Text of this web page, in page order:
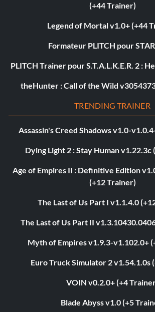
(+44 Trainer)
Legend of Mortal v1.0+ (+44
Formateur PLITCH pour
PLITCH Trainer pour S.T.A.L.K.E.R. 2 :
theHunter : Call of the Wild
TRENDING TRAINER
Assassin's Creed Shadows v1.0-
Dying Light 2 : Stay Human v1.22.3c
Age of Empires II : Definitive Edition
(+12 Trainer)
The Last of Us Part I v1.1.4.0
The Last of Us Part II
Myth of Empires v1.9.3-v1.102.0+
Euro Truck Simulator 2 v1.54.1.0s
VOIN v0.2.0+ (+4
Blade Abyss v1.0 (+5